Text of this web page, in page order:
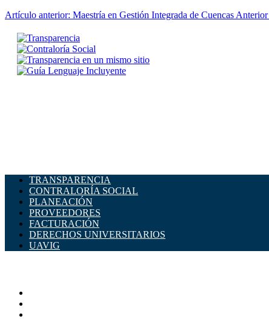
Artículo anterior: Maestría en Gestión Integrada de CuencasAnterior
TRANSPARENCIA
CONTRALORÍA SOCIAL
PLANEACIÓN
PROVEEDORES
FACTURACIÓN
DERECHOS UNIVERSITARIOS
UAVIG